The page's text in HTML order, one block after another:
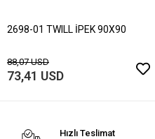
2698-01 TWILL İPEK 90X90
88,07 USD
73,41 USD
Hızlı Teslimat